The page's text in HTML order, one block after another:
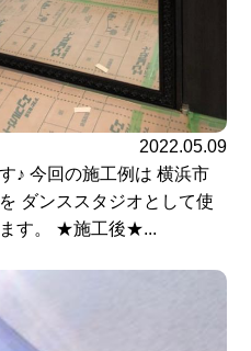
2022.05.09
♪ 今回の施工例は 横浜市
ダンススタジオとして使
ます。 ★施工後★...